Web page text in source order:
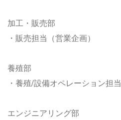
加工・販売部
・販売担当（営業企画）
養殖部
・養殖/設備オペレーション担当
エンジニアリング部